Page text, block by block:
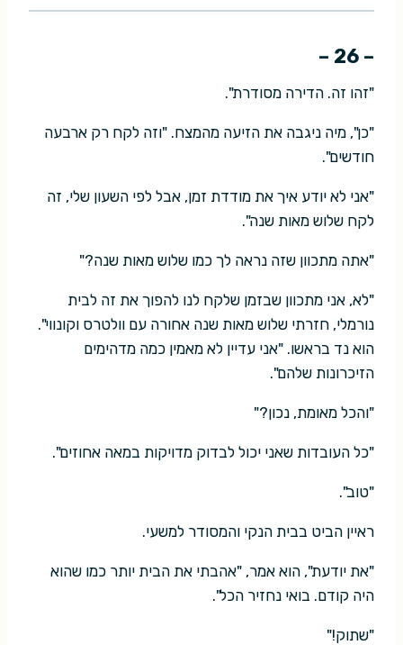
– 26 –
"זהו זה. הדירה מסודרת".
"כן", מיה ניגבה את הזיעה מהמצח. "וזה לקח רק ארבעה
חודשים".
"אני לא יודע איך את מודדת זמן, אבל לפי השעון שלי, זה
לקח שלוש מאות שנה".
"אתה מתכוון שזה נראה לך כמו שלוש מאות שנה?"
"לא, אני מתכוון שבזמן שלקח לנו להפוך את זה לבית
נורמלי, חזרתי שלוש מאות שנה אחורה עם וולטרס וקונווי".
הוא נד בראשו. "אני עדיין לא מאמין כמה מדהימים
הזיכרונות שלהם".
"והכל מאומת, נכון?"
"כל העובדות שאני יכול לבדוק מדויקות במאה אחוזים".
"טוב".
ראיין הביט בבית הנקי והמסודר למשעי.
"את יודעת", הוא אמר, "אהבתי את הבית יותר כמו שהוא
היה קודם. בואי נחזיר הכל".
"שתוק!"